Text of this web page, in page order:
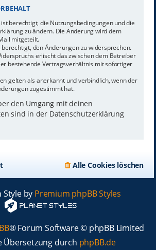
berechtigt, die Nutzungsbedingungen und die
zu ändern. Die Änderung wird dem
mitgeteilt.
den Änderungen zu widersprechen.
erlischt das zwischen dem Betreiber
bestehende Vertragsverhältnis mit sofortiger
gelten als anerkannt und verbindlich, wenn der
zugestimmt hat.
den Umgang mit deinen
sind in der Datenschutzerklärung
Alle Cookies löschen
by Premium phpBB Styles
® Forum Software © phpBB Limited
Übersetzung durch phpBB.de